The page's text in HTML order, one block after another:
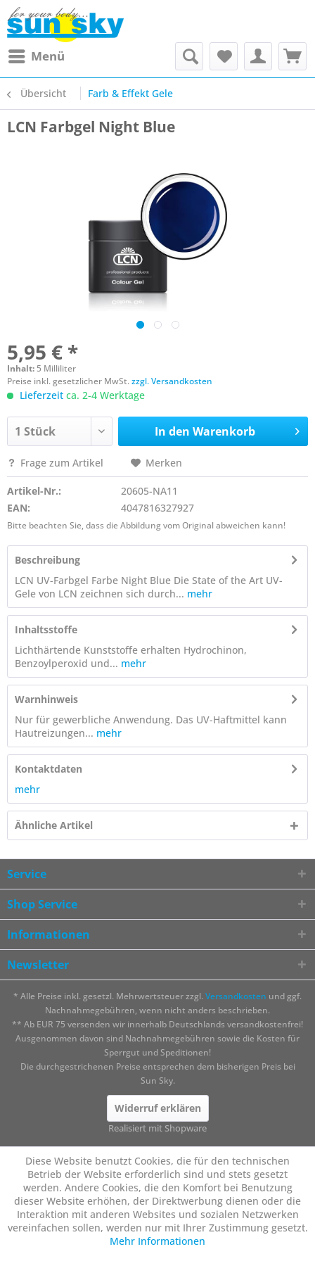
Menü
Übersicht Farb & Effekt Gele
LCN Farbgel Night Blue
5,95 € *
Inhalt: 5 Milliliter
Preise inkl. gesetzlicher MwSt.zzgl. Versandkosten
Lieferzeit ca. 2-4 Werktage
In den Warenkorb
Frage zum Artikel Merken
Artikel-Nr.:
20605-NA11
EAN:
4047816327927
Bitte beachten Sie, dass die Abbildung vom Original abweichen kann!
Beschreibung
LCN UV-Farbgel Farbe Night Blue Die State of the Art UV-
Gele von LCN zeichnen sich durch... mehr
Inhaltsstoffe
Lichthärtende Kunststoffe erhalten Hydrochinon,
Benzoylperoxid und... mehr
Warnhinweis
Nur für gewerbliche Anwendung. Das UV-Haftmittel kann
Hautreizungen... mehr
Kontaktdaten
mehr
Ähnliche Artikel
Service
Shop Service
Informationen
Newsletter
* Alle Preise inkl. gesetzl. Mehrwertsteuer zzgl. Versandkosten und ggf.
Nachnahmegebühren, wenn nicht anders beschrieben.
** Ab EUR 75 versenden wir innerhalb Deutschlands versandkostenfrei!
Ausgenommen davon sind Nachnahmegebühren sowie die Kosten für
Sperrgut und Speditionen!
Die durchgestrichenen Preise entsprechen dem bisherigen Preis bei
Sun Sky.
Widerruf erklären
Realisiert mit Shopware
Diese Website benutzt Cookies, die für den technischen
Betrieb der Website erforderlich sind und stets gesetzt
werden. Andere Cookies, die den Komfort bei Benutzung
dieser Website erhöhen, der Direktwerbung dienen oder die
Interaktion mit anderen Websites und sozialen Netzwerken
vereinfachen sollen, werden nur mit Ihrer Zustimmung gesetzt.
Mehr Informationen